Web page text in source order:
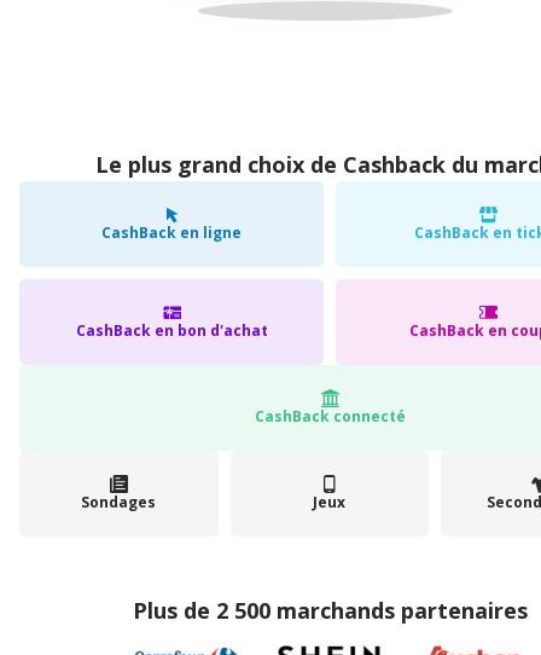
Le plus grand choix de Cashback du
CashBack en ligne CashBack en
CashBack en bon d'achat CashBack en
CashBack connecté
Sondages Jeux
Plus de 2 500 marchands partenaires